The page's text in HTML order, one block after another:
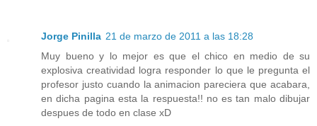
Jorge Pinilla 21 de marzo de 2011 a las 18:28
Muy bueno y lo mejor es que el chico en medio de su
explosiva creatividad logra responder lo que le pregunta el
profesor justo cuando la animacion pareciera que acabara,
en dicha pagina esta la respuesta!! no es tan malo dibujar
despues de todo en clase xD